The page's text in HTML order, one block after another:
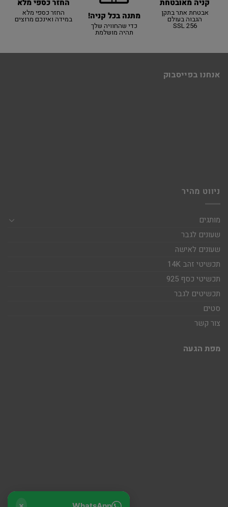
קניה מאובטחת
אבטחת אתר בתקן
הגבוה בעולם
SSL 256
מתנה בכל קניה!
כדי שהחוויה שלך
תהיה מושלמת
החזר כספי מלא
החזר כספי מלא
במידה ואינכם מרוצים
אנחנו בפייסבוק
ניווט מהיר
מותגים
שעונים לגבר
שעונים לאישה
תכשיטי זהב 14K
תכשיטי כסף 925
תכשיטים לגבר
סטים
צור קשר
מפת הגעה